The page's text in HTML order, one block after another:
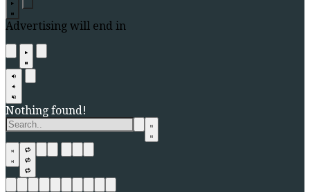
Advertising will end in
Nothing found!